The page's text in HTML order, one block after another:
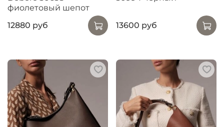
фиолетовый шепот
12880 руб
13600 руб